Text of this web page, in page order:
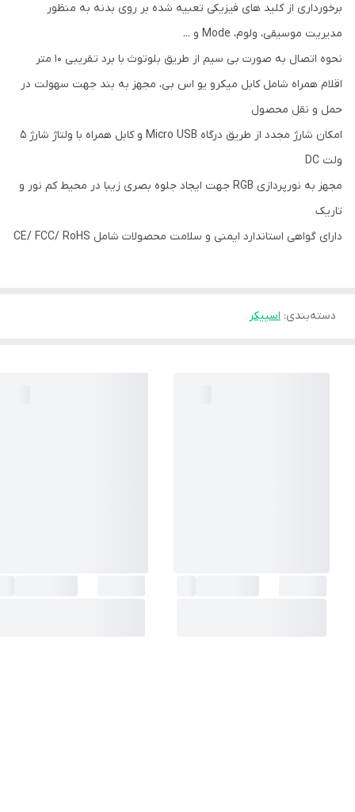
برخورداری از کلید های فیزیکی تعبیه شده بر روی بدنه به منظور
مدیریت موسیقی، ولوم، Mode و ...
نحوه اتصال به صورت بی سیم از طریق بلوتوث با برد تقریبی 10 متر
اقلام همراه شامل کابل میکرو یو اس بی، مجهز به بند جهت سهولت در
حمل و نقل محصول
امکان شارژ مجدد از طریق درگاه Micro USB و کابل همراه با ولتاژ شارژ 5
ولت DC
مجهز به نورپردازی RGB جهت ایجاد جلوه بصری زیبا در محیط کم نور و
تاریک
دارای گواهی استاندارد ایمنی و سلامت محصولات شامل CE/ FCC/ RoHS
دسته‌بندی: اسپیکر